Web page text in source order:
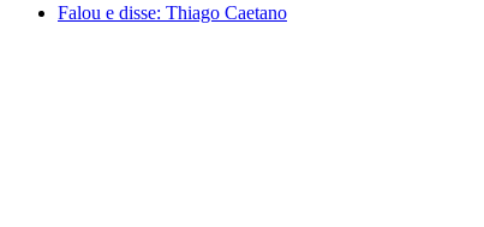
Falou e disse: Thiago Caetano